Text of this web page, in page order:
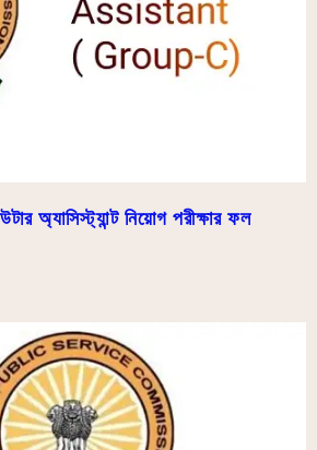
অ্যাসিস্ট্যান্ট নিয়োগ পরীক্ষার ফল